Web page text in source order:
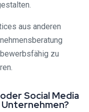
aus anderen
zu
Social Media